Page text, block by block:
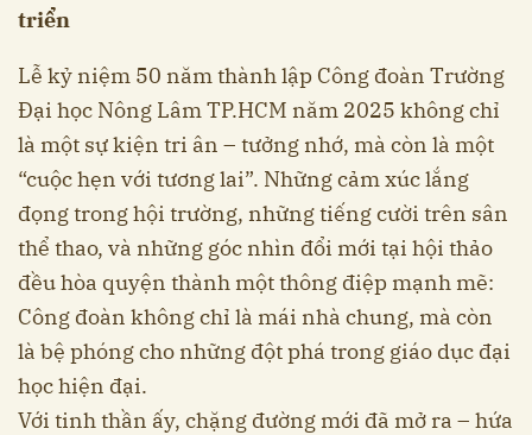
triển
Lễ kỷ niệm 50 năm thành lập Công đoàn Trường
Đại học Nông Lâm TP.HCM năm 2025 không chỉ
là một sự kiện tri ân – tưởng nhớ, mà còn là một
“cuộc hẹn với tương lai”. Những cảm xúc lắng
đọng trong hội trường, những tiếng cười trên sân
thể thao, và những góc nhìn đổi mới tại hội thảo
đều hòa quyện thành một thông điệp mạnh mẽ:
Công đoàn không chỉ là mái nhà chung, mà còn
là bệ phóng cho những đột phá trong giáo dục đại
học hiện đại.
Với tinh thần ấy, chặng đường mới đã mở ra – hứa